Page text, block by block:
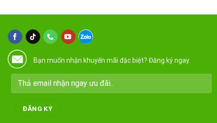
Bạn muốn nhận khuyến mãi đặc biệt? Đăng ký ngay.